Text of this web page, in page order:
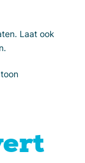
Laat ook